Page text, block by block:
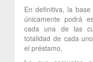
En definitiva, la
únicamente podrá
cada una de las
totalidad de cada
el préstamo.